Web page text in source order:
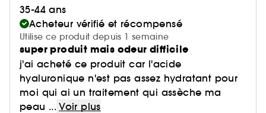
35-44 ans
Acheteur vérifié et récompensé
Utilise ce produit depuis 1 semaine
super produit mais odeur difficile
j'ai acheté ce produit car l'acide
hyaluronique n'est pas assez hydratant pour
moi qui ai un traitement qui assèche ma
peau ... Voir plus